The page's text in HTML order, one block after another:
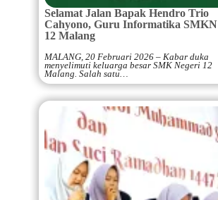
Selamat Jalan Bapak Hendro Trio
Cahyono, Guru Informatika SMKN
12 Malang
MALANG, 20 Februari 2026 – Kabar duka
menyelimuti keluarga besar SMK Negeri 12
Malang. Salah satu…